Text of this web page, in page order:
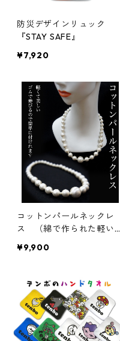
防災デザインリュック
『STAY SAFE』
¥7,920
コットンパールネックレ
ス （綿で作られた軽いパ
¥9,900